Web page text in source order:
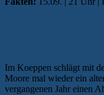
Im Koeppen schlägt mit
Moore mal wieder ein
vergangenen Jahr einen